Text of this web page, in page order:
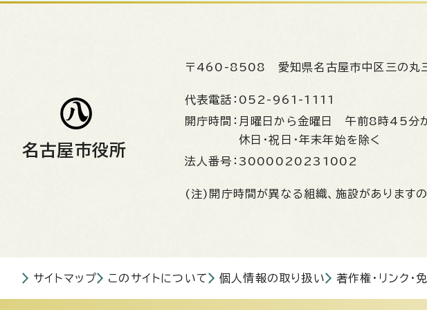
名古屋市役所
〒460-8508 愛知県名古屋市中区三の丸
代表電話： 052-961-1111
開庁時間： 月曜日から金曜日 午前8時45分
休日・祝日・年末年始を除く
法人番号： 3000020231002
(注)開庁時間が異なる組織、施設があります
サイトマップ このサイトについて 個人情報の取り扱い 著作権・リンク・